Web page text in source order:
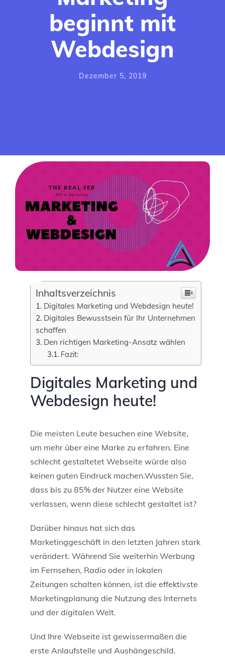
Social Media
Agentur
Webdesign Agentur
Logo Design
Agentur
beginnt mit
Webdesign
Dezember 5, 2019
Inhaltsverzeichnis
Digitales Marketing und Webdesign heute!
Digitales Bewusstsein für Ihr Unternehmen
schaffen
Den richtigen Marketing-Ansatz wählen
Fazit:
Digitales Marketing und
Webdesign heute!
Die meisten Leute besuchen eine Website,
um mehr über eine Marke zu erfahren. Eine
schlecht gestaltetet Webseite würde also
keinen guten Eindruck machen.Wussten Sie,
dass bis zu 85% der Nutzer eine Website
verlassen, wenn diese schlecht gestaltet ist?
Darüber hinaus hat sich das
Marketinggeschäft in den letzten Jahren stark
verändert. Während Sie weiterhin Werbung
im Fernsehen, Radio oder in lokalen
Zeitungen schalten können, ist die effektivste
Marketingplanung die Nutzung des Internets
und der digitalen Welt.
Und Ihre Webseite ist gewissermaßen die
erste Anlaufstelle und Aushängeschild.